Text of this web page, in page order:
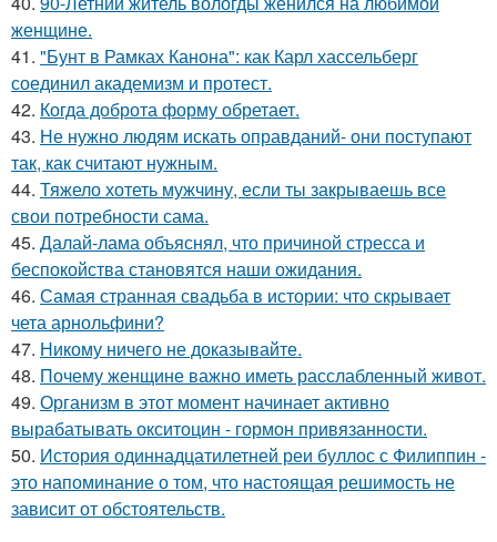
женщине.
41. "Бунт в Рамках Канона": как Карл хассельберг
соединил академизм и протест.
42. Когда доброта форму обретает.
43. Не нужно людям искать оправданий- они поступают
так, как считают нужным.
44. Тяжело хотеть мужчину, если ты закрываешь все
свои потребности сама.
45. Далай-лама объяснял, что причиной стресса и
беспокойства становятся наши ожидания.
46. Самая странная свадьба в истории: что скрывает
чета арнольфини?
47. Никому ничего не доказывайте.
48. Почему женщине важно иметь расслабленный живот.
49. Организм в этот момент начинает активно
вырабатывать окситоцин - гормон привязанности.
50. История одиннадцатилетней реи буллос с Филиппин -
это напоминание о том, что настоящая решимость не
зависит от обстоятельств.